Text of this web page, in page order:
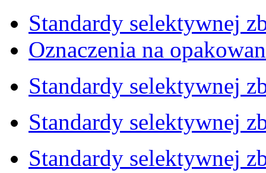
Standardy selektywnej
Oznaczenia na
Standardy selektywnej
Standardy selektywnej
Standardy selektywnej